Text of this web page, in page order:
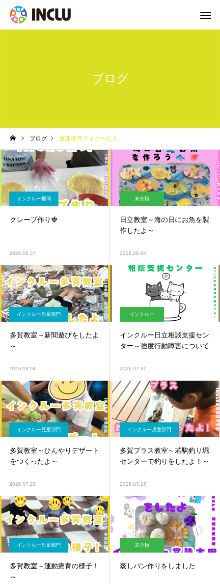
ブログ
ブログ 放課後等デイサービス
インクルー那珂
クレープ作り🍓
2026.08.07
未分類
日立教室～海の日にお魚を製
作したよ～
2026.08.04
インクルー児童部門
多賀教室～新聞遊びをしたよ
～
2026.08.04
インクルー
インクルー日立相談支援セン
ター～強度行動障害について
2026.07.31
インクルー児童部門
多賀教室～ひんやりデザート
をつくったよ～
2026.07.28
インクルー児童部門
多賀プラス教室～若駒釣り堀
センターで釣りをしたよ！～
2026.07.15
インクルー児童部門
多賀教室～運動療育の様子！
～
未分類
蒸しパン作りをしました